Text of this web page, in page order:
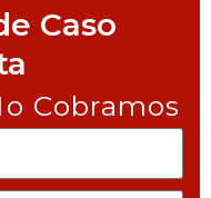
Caso
Cobramos